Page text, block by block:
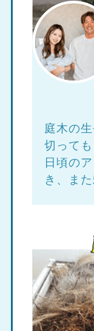
庭木の
切っても
日頃の
き、ま